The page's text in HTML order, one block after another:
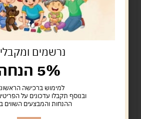
על זה! משחק שליפה
מהיר
נרשמים
5% הנחה
למימוש ברכישה
ובנוסף תקבלו עדכונים על
ההנחות והמבצעים השווים